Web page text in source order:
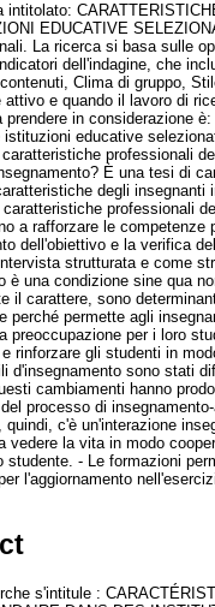
intitolato:
EDUCATIVE
La ricerca si basa sulle
dell'indagine, che
Clima di gruppo,
attivo e quando il lavoro di
prendere in considerazione
educative
professionali
È una tesi di
degli
professionali
a rafforzare le
dell'obiettivo e la verifica
strutturata e come
è una condizione sine qua
il carattere, sono
perché permette agli
preoccupazione per i loro
rinforzare gli studenti in
d'insegnamento sono stati
cambiamenti hanno
processo di
c'è un'interazione
vedere la vita in modo
studente. - Le formazioni
l'aggiornamento
s'intitule :